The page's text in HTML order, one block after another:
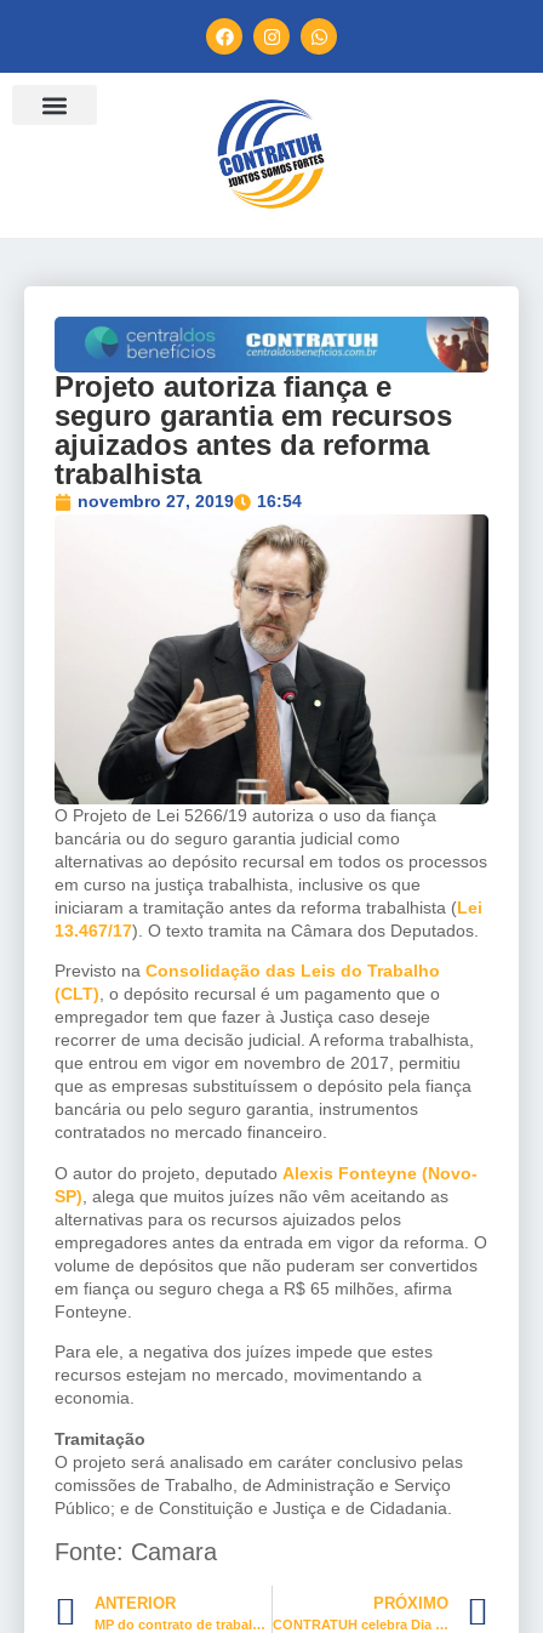
Projeto autoriza fiança e
seguro garantia em recursos
ajuizados antes da reforma
trabalhista
novembro 27, 2019 16:54
O Projeto de Lei 5266/19 autoriza o uso da fiança
bancária ou do seguro garantia judicial como
alternativas ao depósito recursal em todos os processos
em curso na justiça trabalhista, inclusive os que
iniciaram a tramitação antes da reforma trabalhista (Lei
13.467/17). O texto tramita na Câmara dos Deputados.
Previsto na Consolidação das Leis do Trabalho
(CLT), o depósito recursal é um pagamento que o
empregador tem que fazer à Justiça caso deseje
recorrer de uma decisão judicial. A reforma trabalhista,
que entrou em vigor em novembro de 2017, permitiu
que as empresas substituíssem o depósito pela fiança
bancária ou pelo seguro garantia, instrumentos
contratados no mercado financeiro.
O autor do projeto, deputado Alexis Fonteyne (Novo-
SP) , alega que muitos juízes não vêm aceitando as
alternativas para os recursos ajuizados pelos
empregadores antes da entrada em vigor da reforma. O
volume de depósitos que não puderam ser convertidos
em fiança ou seguro chega a R$ 65 milhões, afirma
Fonteyne.
Para ele, a negativa dos juízes impede que estes
recursos estejam no mercado, movimentando a
economia.
Tramitação
O projeto será analisado em caráter conclusivo pelas
comissões de Trabalho, de Administração e Serviço
Público; e de Constituição e Justiça e de Cidadania.
Fonte: Camara
ANTERIOR
MP do contrato de trabalho verde e amarelo recebe 1.930 emendas
PRÓXIMO
CONTRATUH celebra Dia Nacional dos Trabalhadores em Turismo e Hospitalidade